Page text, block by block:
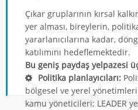
Çıkar gruplarının kırsal
yer alması, bireylerin,
yararlanıcılarına kadar,
katılımını hedeflemektedir.
Bu geniş paydaş yelpazesi
Politika planlayıcıları:
bölgesel ve yerel
kamu yöneticileri; LEADER